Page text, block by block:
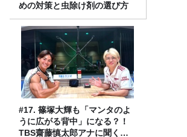
めの対策と虫除け剤の選び方
#17. 篠塚大輝も「マンタのよ
うに広がる背中」になる？！
TBS齋藤慎太郎アナに聞くメ